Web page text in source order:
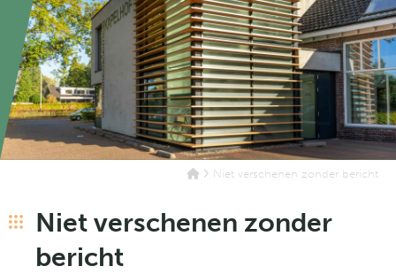
Niet verschenen zonder bericht
Niet verschenen zonder
bericht